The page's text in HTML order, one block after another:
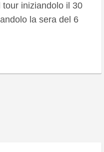
iniziandolo il 30
la sera del 6